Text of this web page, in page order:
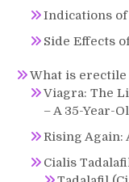
Indications
Side Effects
What is erectile
Viagra: The
– A 35-Year-
Rising Again:
Cialis